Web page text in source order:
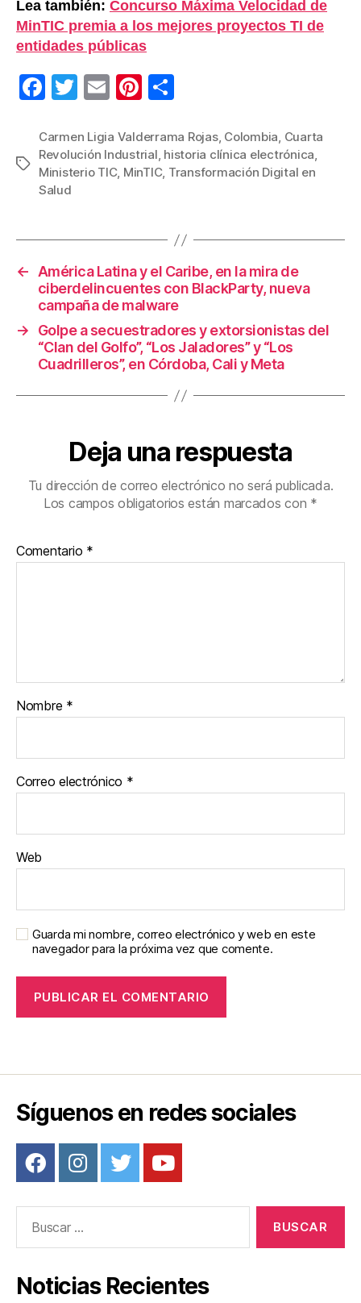
Lea también: Concurso Máxima Velocidad de
MinTIC premia a los mejores proyectos TI de
entidades públicas
F
c
e
b
o
k
T
tt
er
E
ail
Pi
er
e
m
p
Etiquetas
Carmen Ligia Valderrama Rojas, Colombia, Cuarta
Revolución Industrial, historia clínica electrónica,
Ministerio TIC, MinTIC, Transformación Digital en
Salud
←
América Latina y el Caribe, en la mira de
ciberdelincuentes con BlackParty, nueva
campaña de malware
→
Golpe a secuestradores y extorsionistas del
“Clan del Golfo”, “Los Jaladores” y “Los
Cuadrilleros”, en Córdoba, Cali y Meta
Deja una respuesta
Tu dirección de correo electrónico no será publicada.
Los campos obligatorios están marcados con *
Comentario *
Nombre *
Correo electrónico *
Web
Guarda mi nombre, correo electrónico y web en este
navegador para la próxima vez que comente.
Síguenos en redes sociales
Noticias Recientes